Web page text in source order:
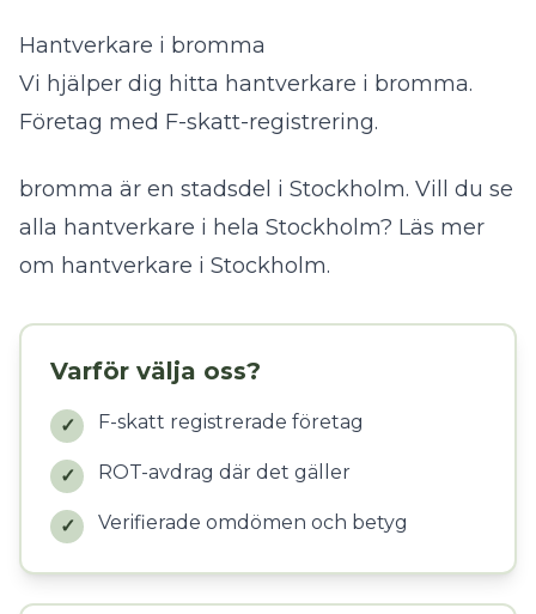
Hantverkare i bromma
Vi hjälper dig hitta hantverkare i bromma.
Företag med F-skatt-registrering.
bromma är en stadsdel i Stockholm. Vill du se
alla hantverkare i hela Stockholm? Läs mer
om hantverkare i Stockholm.
Varför välja oss?
✓ F-skatt registrerade företag
✓ ROT-avdrag där det gäller
✓ Verifierade omdömen och betyg